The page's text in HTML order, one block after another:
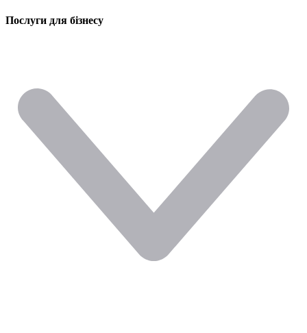
Послуги для бізнесу